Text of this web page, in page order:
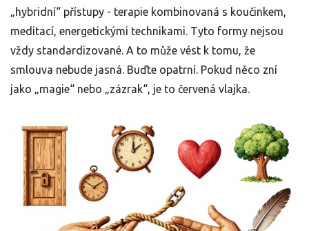
„hybridní“ přístupy - terapie kombinovaná s koučinkem,
meditací, energetickými technikami. Tyto formy nejsou
vždy standardizované. A to může vést k tomu, že
smlouva nebude jasná. Buďte opatrní. Pokud něco zní
jako „magie“ nebo „zázrak“, je to červená vlajka.